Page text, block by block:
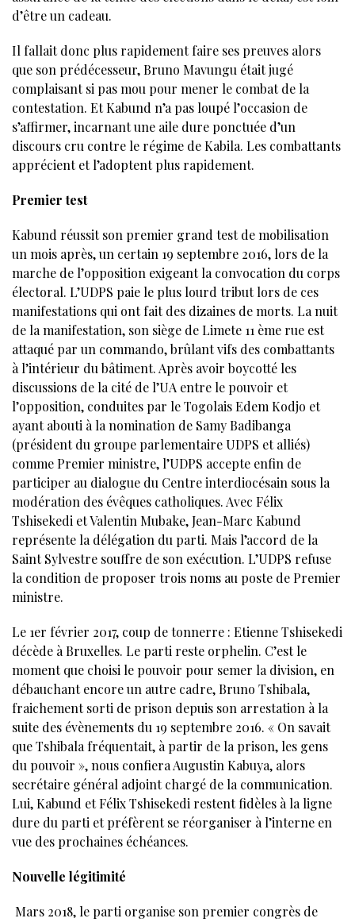
d’être un cadeau.
Il fallait donc plus rapidement faire ses preuves alors
que son prédécesseur, Bruno Mavungu était jugé
complaisant si pas mou pour mener le combat de la
contestation. Et Kabund n’a pas loupé l’occasion de
s’affirmer, incarnant une aile dure ponctuée d’un
discours cru contre le régime de Kabila. Les combattants
apprécient et l’adoptent plus rapidement.
Premier test
Kabund réussit son premier grand test de mobilisation
un mois après, un certain 19 septembre 2016, lors de la
marche de l’opposition exigeant la convocation du corps
électoral. L’UDPS paie le plus lourd tribut lors de ces
manifestations qui ont fait des dizaines de morts. La nuit
de la manifestation, son siège de Limete 11 ème rue est
attaqué par un commando, brûlant vifs des combattants
à l’intérieur du bâtiment. Après avoir boycotté les
discussions de la cité de l’UA entre le pouvoir et
l’opposition, conduites par le Togolais Edem Kodjo et
ayant abouti à la nomination de Samy Badibanga
(président du groupe parlementaire UDPS et alliés)
comme Premier ministre, l’UDPS accepte enfin de
participer au dialogue du Centre interdiocésain sous la
modération des évêques catholiques. Avec Félix
Tshisekedi et Valentin Mubake, Jean-Marc Kabund
représente la délégation du parti. Mais l’accord de la
Saint Sylvestre souffre de son exécution. L’UDPS refuse
la condition de proposer trois noms au poste de Premier
ministre.
Le 1er février 2017, coup de tonnerre : Etienne Tshisekedi
décède à Bruxelles. Le parti reste orphelin. C’est le
moment que choisi le pouvoir pour semer la division, en
débauchant encore un autre cadre, Bruno Tshibala,
fraichement sorti de prison depuis son arrestation à la
suite des évènements du 19 septembre 2016. « On savait
que Tshibala fréquentait, à partir de la prison, les gens
du pouvoir », nous confiera Augustin Kabuya, alors
secrétaire général adjoint chargé de la communication.
Lui, Kabund et Félix Tshisekedi restent fidèles à la ligne
dure du parti et préfèrent se réorganiser à l’interne en
vue des prochaines échéances.
Nouvelle légitimité
Mars 2018, le parti organise son premier congrès de